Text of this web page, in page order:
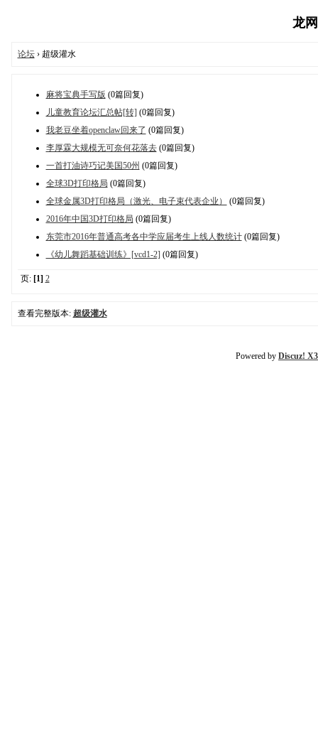
龙
论坛› 超级灌水
麻将宝典手写版 (0篇回复)
儿童教育论坛汇总帖[转] (0篇回复)
我老豆坐着openclaw回来了 (0篇回复)
李厚霖大规模无可奈何花落去(0篇回复)
一首打油诗巧记美国50州 (0篇回复)
全球3D打印格局 (0篇回复)
全球金属3D打印格局（激光、电子束代表企业）
(0篇回复)
2016年中国3D打印格局 (0篇回复)
东莞市2016年普通高考各中学应届考生上线人数统计(0篇回复)
《幼儿舞蹈基础训练》[vcd1-2] (0篇回复)
页: [1] 2
查看完整版本: 超级灌水
Powered by Discuz!